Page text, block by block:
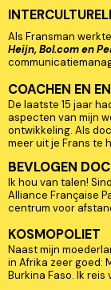
Als Fransman
Heijn, Bol.com en
COACHEN EN
De laatste 15 jaar
aspecten van mijn
ontwikkeling. Als
meer uit je Frans te
BEVLOGEN
Ik hou van talen!
Alliance Française
centrum voor
KOSMOPOLIET
Naast mijn
in Afrika zeer goed:
Burkina Faso. Ik